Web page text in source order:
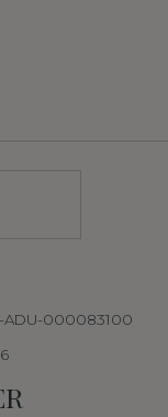
ADU-000083100